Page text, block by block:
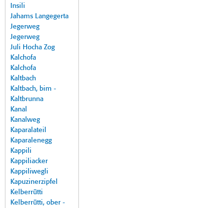
Insili
Jahams Langegerta
Jegerweg
Jegerweg
Juli Hocha Zog
Kalchofa
Kalchofa
Kaltbach
Kaltbach, bim -
Kaltbrunna
Kanal
Kanalweg
Kaparalateil
Kaparalenegg
Kappili
Kappiliacker
Kappiliwegli
Kapuzinerzipfel
Kelberrütti
Kelberrütti, ober -